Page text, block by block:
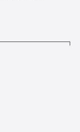
区榎町75番地